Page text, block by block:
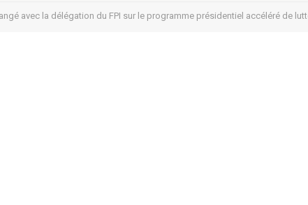
avec la délégation du FPI sur le programme présidentiel accéléré de